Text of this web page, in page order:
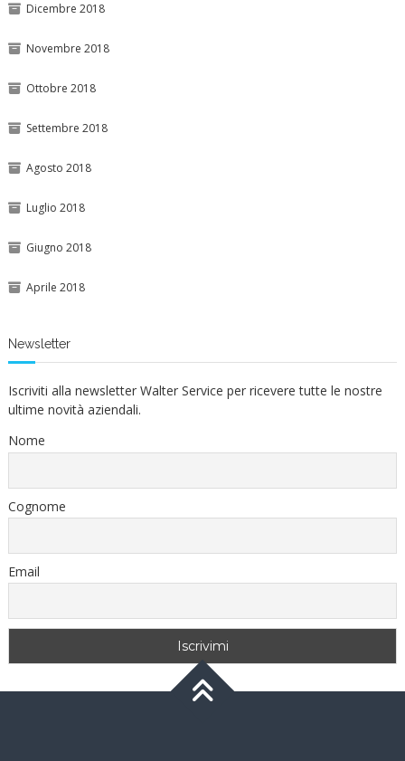
Dicembre 2018
Novembre 2018
Ottobre 2018
Settembre 2018
Agosto 2018
Luglio 2018
Giugno 2018
Aprile 2018
Newsletter
Iscriviti alla newsletter Walter Service per ricevere tutte le nostre
ultime novità aziendali.
Nome
Cognome
Email